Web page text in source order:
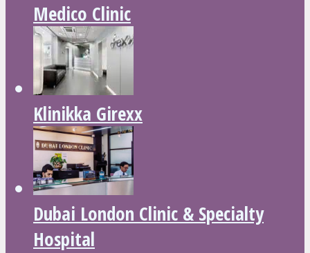
Medico Clinic
Klinikka Girexx
Dubai London Clinic & Specialty
Hospital